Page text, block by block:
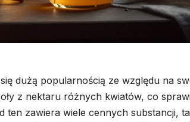
dużą popularnością ze względu na
z nektaru różnych kwiatów, co
ten zawiera wiele cennych substancji,